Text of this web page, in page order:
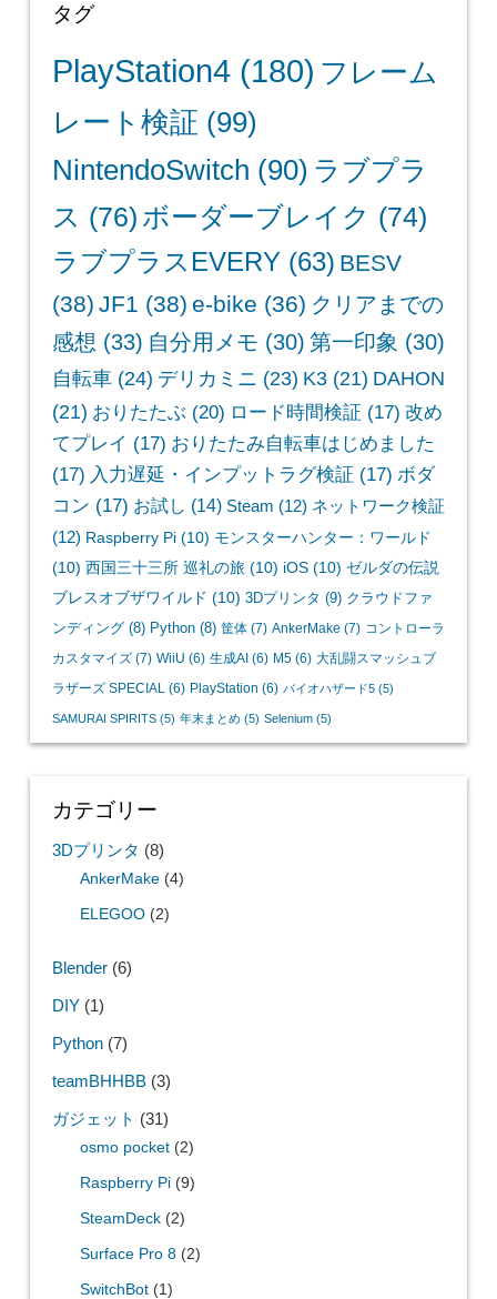
タグ
PlayStation4(180) フレーム
レート検証 (99)
NintendoSwitch (90) ラブプラ
ス (76) ボーダーブレイク (74)
ラブプラスEVERY(63) BESV
(38) JF1 (38) e-bike (36) クリアまでの
感想 (33) 自分用メモ (30) 第一印象 (30)
自転車(24) デリカミニ (23) K3(21) DAHON
(21) おりたたぶ (20) ロード時間検証 (17) 改め
てプレイ (17) おりたたみ自転車はじめました
(17) 入力遅延・インプットラグ検証 (17) ボダ
コン (17) お試し (14) Steam (12) ネットワーク検証
(12) Raspberry Pi(10) モンスターハンター：ワールド
(10) 西国三十三所 巡礼の旅(10) iOS(10) ゼルダの伝説
ブレスオブザワイルド (10) 3Dプリンタ (9) クラウドファ
ンディング(8) Python(8) 筐体(7) AnkerMake (7) コントローラ
カスタマイズ(7) WiiU (6) 生成AI (6) M5(6) 大乱闘スマッシュブ
ラザーズ SPECIAL (6) PlayStation (6) バイオハザード5(5)
SAMURAI SPIRITS(5) 年末まとめ(5) Selenium(5)
カテゴリー
3Dプリンタ (8)
AnkerMake(4)
ELEGOO(2)
Blender(6)
DIY(1)
Python(7)
teamBHHBB(3)
ガジェット (31)
osmo pocket(2)
Raspberry Pi(9)
SteamDeck(2)
Surface Pro 8(2)
SwitchBot(1)